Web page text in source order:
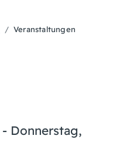
Veranstaltungen
- Donnerstag,